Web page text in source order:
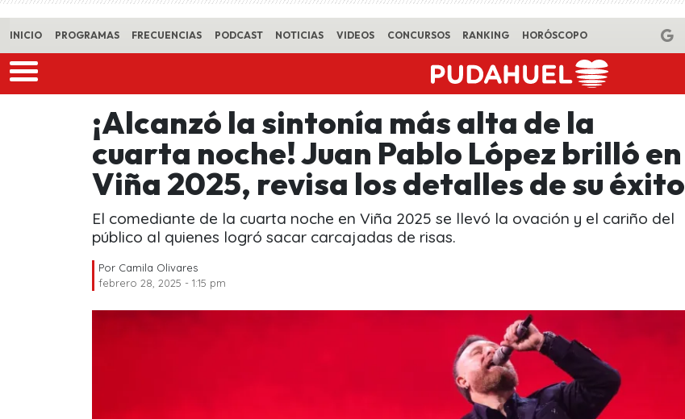
INICIO PROGRAMAS FRECUENCIAS PODCAST NOTICIAS VIDEOS CONCURSOS RANKING HORÓSCOPO
¡Alcanzó la sintonía más alta de la
cuarta noche! Juan Pablo López brilló en
Viña 2025, revisa los detalles de su éxito
El comediante de la cuarta noche en Viña 2025 se llevó la ovación y el cariño del
público al quienes logró sacar carcajadas de risas.
Por Camila Olivares
febrero 28, 2025 - 1:15 pm